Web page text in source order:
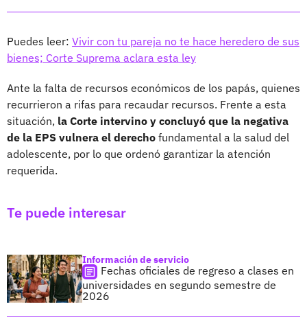
Puedes leer: Vivir con tu pareja no te hace heredero de sus
bienes; Corte Suprema aclara esta ley
Ante la falta de recursos económicos de los papás, quienes
recurrieron a rifas para recaudar recursos. Frente a esta
situación, la Corte intervino y concluyó que la negativa
de la EPS vulnera el derecho fundamental a la salud del
adolescente, por lo que ordenó garantizar la atención
requerida.
Te puede interesar
Información de servicio
Fechas oficiales de regreso a clases en
universidades en segundo semestre de
2026